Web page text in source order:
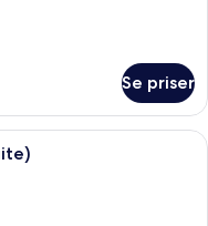
Se priser
1 kingsize-seng (Diplomat